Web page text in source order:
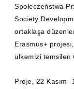
Społeczeństwa
Society
ortaklaşa
Erasmus+
ülkemizi temsilen
Proje, 22 Kasım-